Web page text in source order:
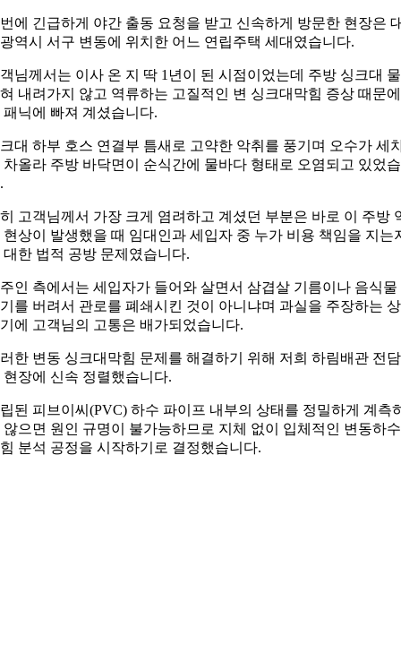
에 긴급하게 야간 출동 요청을 받고 신속하게 방문한 현장은
역시 서구 변동에 위치한 어느 연립주택 세대였습니다.
님께서는 이사 온 지 딱 1년이 된 시점이었는데 주방 싱크대
내려가지 않고 역류하는 고질적인 변 싱크대막힘 증상 때문에
패닉에 빠져 계셨습니다.
대 하부 호스 연결부 틈새로 고약한 악취를 풍기며 오수가 세
차올라 주방 바닥면이 순식간에 물바다 형태로 오염되고 있었
고객님께서 가장 크게 염려하고 계셨던 부분은 바로 이 주방
현상이 발생했을 때 임대인과 세입자 중 누가 비용 책임을 지는
대한 법적 공방 문제였습니다.
인 측에서는 세입자가 들어와 살면서 삼겹살 기름이나 음식물
를 버려서 관로를 폐쇄시킨 것이 아니냐며 과실을 주장하는
에 고객님의 고통은 배가되었습니다.
한 변동 싱크대막힘 문제를 해결하기 위해 저희 하림배관 전
현장에 신속 정렬했습니다.
된 피브이씨(PVC) 하수 파이프 내부의 상태를 정밀하게 계측
않으면 원인 규명이 불가능하므로 지체 없이 입체적인 변동하
분석 공정을 시작하기로 결정했습니다.